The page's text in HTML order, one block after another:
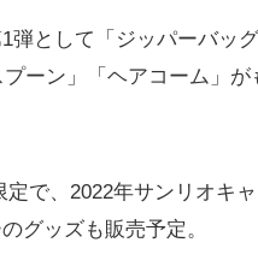
ュウ」「ウェファーチョ
弾として「ジッパーバッ
ーン」「ヘアコーム」が
で、2022年サンリオキ
グッズも販売予定。